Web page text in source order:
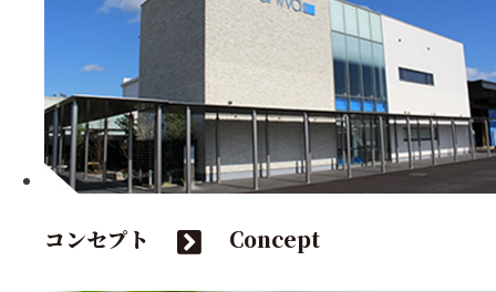
コンセプト Concept